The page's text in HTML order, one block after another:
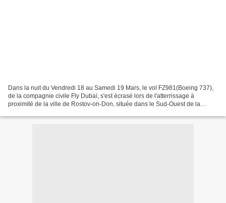
Dans la nuit du Vendredi 18 au Samedi 19 Mars, le vol FZ981(Boeing 737),
de la compagnie civile Fly Dubaï, s'est écrasé lors de l'atterrissage à
proximité de la ville de Rostov-on-Don, située dans le Sud-Ouest de la